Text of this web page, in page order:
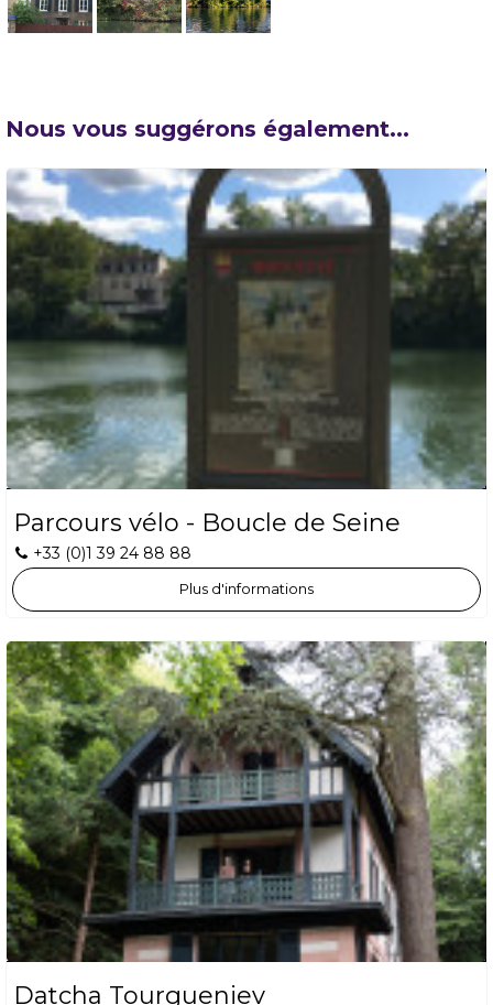
Nous vous suggérons également...
Parcours vélo - Boucle de Seine
+33 (0)1 39 24 88 88
Plus d'informations
Datcha Tourgueniev